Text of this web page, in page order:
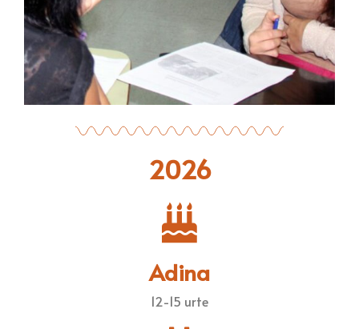
2026
Adina
12-15 urte